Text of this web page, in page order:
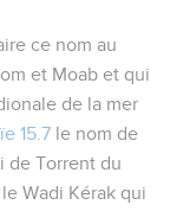
ce nom au
et Moab et qui
de la mer
15.7 le nom de
de Torrent du
Wadi Kérak qui